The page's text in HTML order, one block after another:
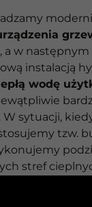
, a w
instalacją
wodę
W sytuacji,
tzw.
stref